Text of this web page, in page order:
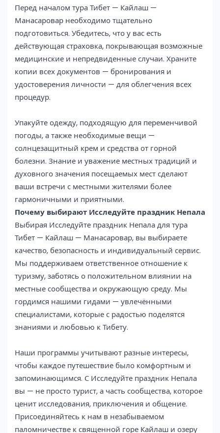
Перед началом тура Тибет — Кайлаш —
Манасаровар необходимо тщательно
подготовиться. Убедитесь, что у вас есть
действующая страховка, покрывающая возможные
медицинские и непредвиденные случаи. Храните
копии всех документов — бронирования и
удостоверения личности — для облегчения всех
процедур.
Упакуйте одежду, подходящую для переменчивой
погоды, а также необходимые вещи —
солнцезащитный крем и средства от горной
болезни. Знание и уважение местных традиций и
духовного значения посещаемых мест сделают
ваши встречи с местными жителями более
гармоничными и приятными.
Почему выбирают Исследуйте праздник Непала
Выбирая Исследуйте праздник Непала для тура
Тибет — Кайлаш — Манасаровар, вы выбираете
качество, безопасность и индивидуальный сервис.
Мы поддерживаем ответственное отношение к
туризму, заботясь о положительном влиянии на
местные сообщества и окружающую среду. Мы
гордимся нашими гидами — увлечёнными
специалистами, которые с радостью поделятся
знаниями и любовью к Тибету.
Наши программы учитывают разные интересы,
чтобы каждое путешествие было комфортным и
запоминающимся. С Исследуйте праздник Непала
вы — не просто турист, а часть сообщества, которое
ценит исследования, приключения и общение.
Присоединяйтесь к нам в незабываемом
паломничестве к священной горе Кайлаш и озеру